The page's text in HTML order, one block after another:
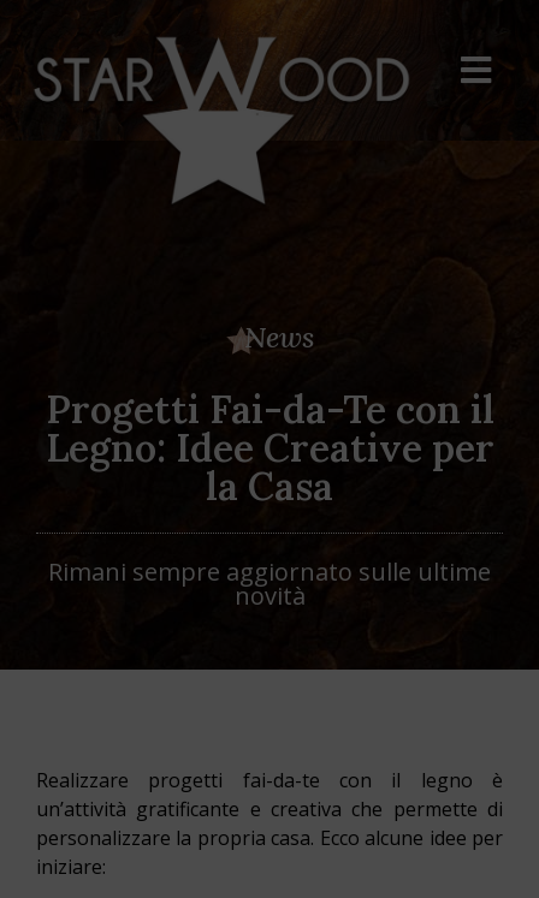
News
Progetti Fai-da-Te con il
Legno: Idee Creative per
la Casa
Rimani sempre aggiornato sulle ultime
novità
Realizzare progetti fai-da-te con il legno è
un’attività gratificante e creativa che permette di
personalizzare la propria casa. Ecco alcune idee per
iniziare: